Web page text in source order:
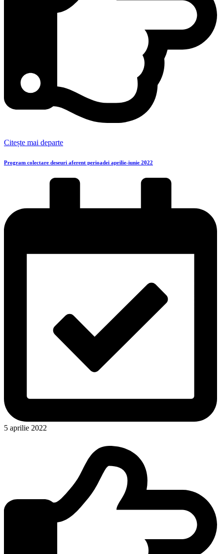
Citește mai departe
Program colectare deseuri aferent perioadei aprilie-iunie 2022
5 aprilie 2022